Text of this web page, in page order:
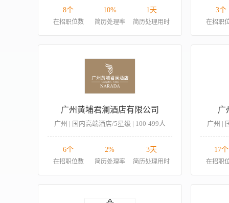
8个
在招职位数
10%
简历处理率
1天
简历处理用时
3个
在招职
广州黄埔君澜酒店有限公司
广州 | 国内高端酒店/5星级 | 100-499人
6个
在招职位数
2%
简历处理率
3天
简历处理用时
广
广州 |
17个
在招职